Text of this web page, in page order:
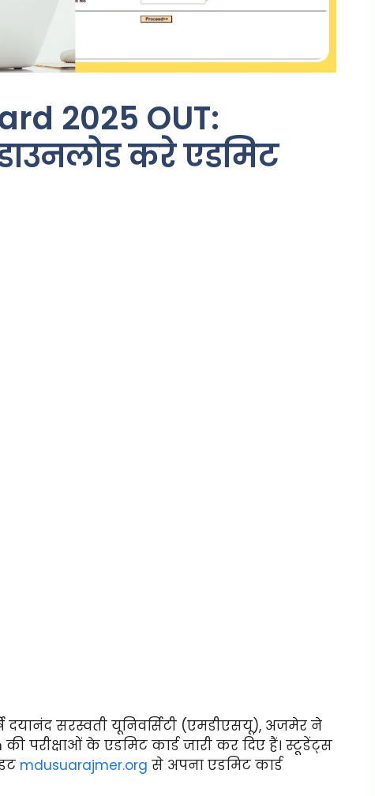
2025 OUT:
करे एडमिट
दयानंद सरस्वती यूनिवर्सिटी (एमडीएसयू), अजमेर ने
परीक्षाओं के एडमिट कार्ड जारी कर दिए हैं। स्टूडेंट्स
mdusuarajmer.org से अपना एडमिट कार्ड